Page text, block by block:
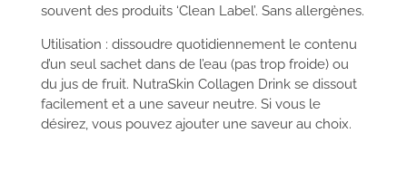
souvent des produits ‘Clean Label’. Sans allergènes.
Utilisation : dissoudre quotidiennement le contenu
d’un seul sachet dans de l’eau (pas trop froide) ou
du jus de fruit. NutraSkin Collagen Drink se dissout
facilement et a une saveur neutre. Si vous le
désirez, vous pouvez ajouter une saveur au choix.